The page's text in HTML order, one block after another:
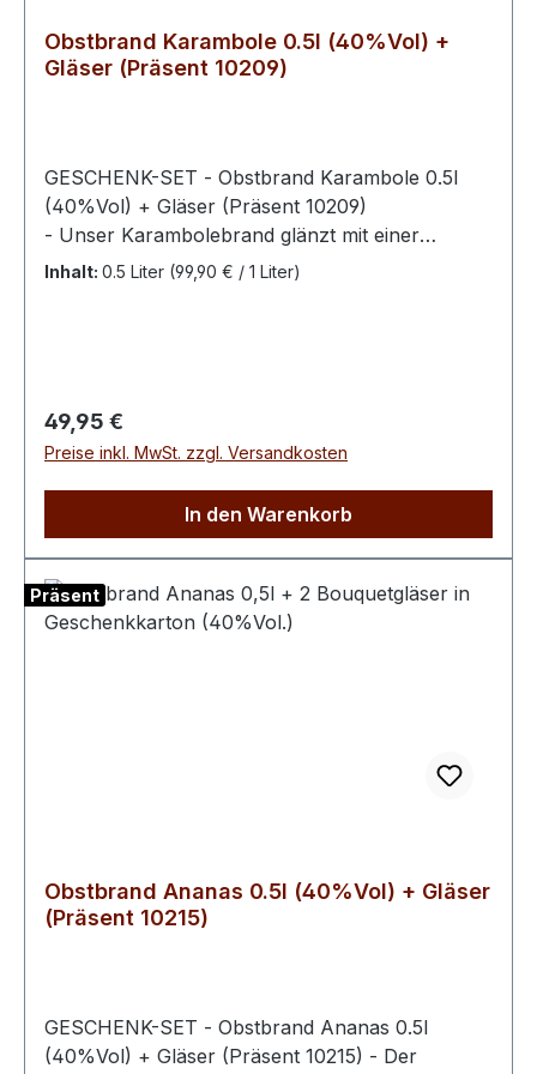
Obstbrand Karambole 0.5l (40%Vol) +
Gläser (Präsent 10209)
GESCHENK-SET - Obstbrand Karambole 0.5l
(40%Vol) + Gläser (Präsent 10209)
- Unser Karambolebrand glänzt mit einer
Extraportion Raffinesse: mit der exotischen
dem fruchtbaren Boden Costa Ricas
wachsenden, Karambolen importiert. Das
tropische Klima und der nährstoffreiche Boden
vulkanischen Ursprungs, machen
den Schwechower Obstbrand Karambole so
besonders. Dieser erstklassige Brand überzeugt
besonders durch seine exotische Note und dem
harmonischen Charakter.
Inhalt: 0.5 Liter (99,90 € / 1 Liter)
Regulärer Preis:
49,95 €
Preise inkl. MwSt. zzgl. Versandkosten
In den Warenkorb
Präsent
Obstbrand Ananas 0.5l (40%Vol) + Gläser
(Präsent 10215)
GESCHENK-SET - Obstbrand Ananas 0.5l
(40%Vol) + Gläser (Präsent 10215) - Der